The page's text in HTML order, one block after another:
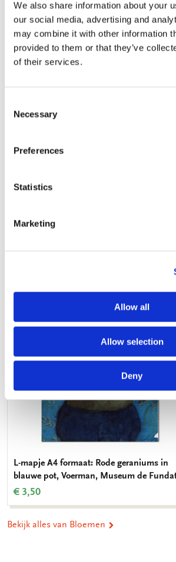
We also share information about your
our social media, advertising and
may combine it with other information
provided to them or that they’ve
of their services.
Selection
Necessary
Preferences
Statistics
Marketing
Allow all
Allow selection
Deny
L-mapje A4 formaat: Rode geraniums in
blauwe pot, Voerman, Museum de
€ 3,50
Bekijk alles van Bloemen